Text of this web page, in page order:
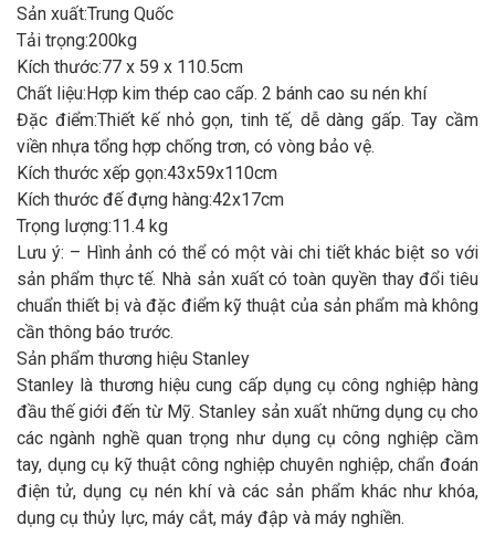
Sản xuất:Trung Quốc
Tải trọng:200kg
Kích thước:77 x 59 x 110.5cm
Chất liệu:Hợp kim thép cao cấp. 2 bánh cao su nén khí
Đặc điểm:Thiết kế nhỏ gọn, tinh tế, dễ dàng gấp. Tay cầm
viền nhựa tổng hợp chống trơn, có vòng bảo vệ.
Kích thước xếp gọn:43x59x110cm
Kích thước đế đựng hàng:42x17cm
Trọng lượng:11.4 kg
Lưu ý: – Hình ảnh có thể có một vài chi tiết khác biệt so với
sản phẩm thực tế. Nhà sản xuất có toàn quyền thay đổi tiêu
chuẩn thiết bị và đặc điểm kỹ thuật của sản phẩm mà không
cần thông báo trước.
Sản phẩm thương hiệu Stanley
Stanley là thương hiệu cung cấp dụng cụ công nghiệp hàng
đầu thế giới đến từ Mỹ. Stanley sản xuất những dụng cụ cho
các ngành nghề quan trọng như dụng cụ công nghiệp cầm
tay, dụng cụ kỹ thuật công nghiệp chuyên nghiệp, chẩn đoán
điện tử, dụng cụ nén khí và các sản phẩm khác như khóa,
dụng cụ thủy lực, máy cắt, máy đập và máy nghiền.